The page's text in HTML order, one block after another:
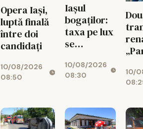
Opera Iași,
luptă finală
între doi
candidați
10/08/2026
08:50
Iașul
bogaților:
taxa pe lux
se
pentru
case și
10/08/2026
08:30
10/